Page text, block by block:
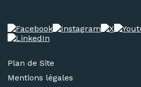
Plan de Site
Mentions légales